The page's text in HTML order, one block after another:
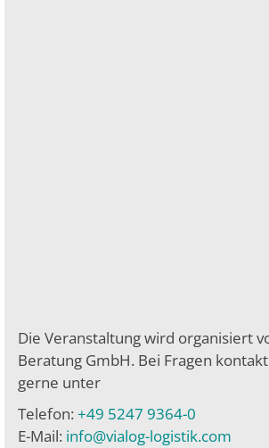
Die Veranstaltung wird organisiert
Beratung GmbH. Bei Fragen
gerne unter
Telefon: +49 5247 9364-0
E-Mail: info@vialog-logistik.com